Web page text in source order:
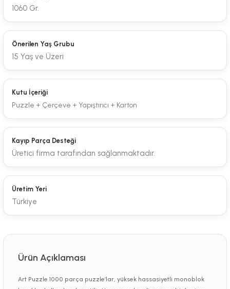
1060 Gr.
Önerilen Yaş Grubu
15 Yaş ve Üzeri
Kutu İçeriği
Puzzle + Çerçeve + Yapıştırıcı + Karton
Kayıp Parça Desteği
Üretici firma tarafından sağlanmaktadır.
Üretim Yeri
Türkiye
Ürün Açıklaması
Art Puzzle 1000 parça puzzle’lar, yüksek hassasiyetli monoblok